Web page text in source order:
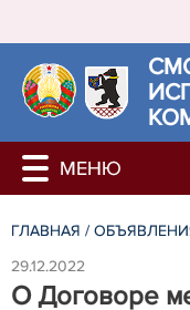
ГЛАВНАЯ /
29.12.2022
О Договоре